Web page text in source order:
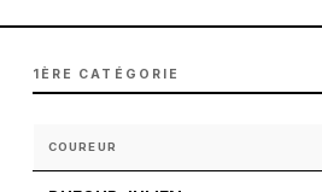
1ÈRE CATÉGORIE
COUREUR